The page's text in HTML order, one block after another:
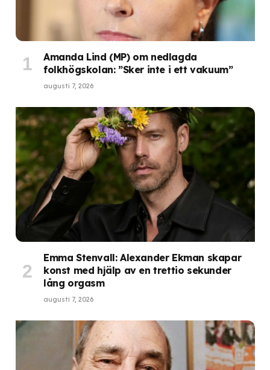
Amanda Lind (MP) om nedlagda
folkhögskolan: ”Sker inte i ett vakuum”
augusti 7, 2026
Emma Stenvall: Alexander Ekman skapar
konst med hjälp av en trettio sekunder
lång orgasm
augusti 7, 2026